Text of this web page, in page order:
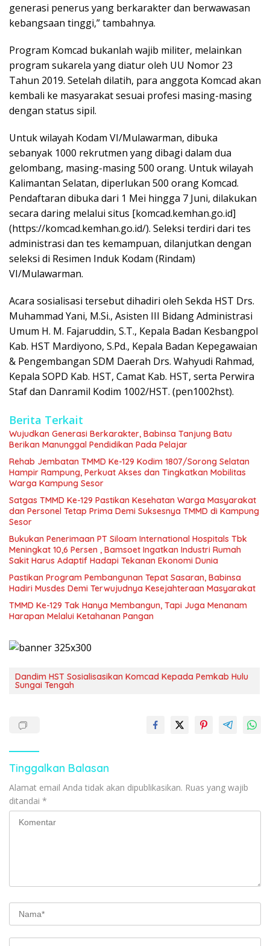
generasi penerus yang berkarakter dan berwawasan
kebangsaan tinggi,” tambahnya.
Program Komcad bukanlah wajib militer, melainkan
program sukarela yang diatur oleh UU Nomor 23
Tahun 2019. Setelah dilatih, para anggota Komcad akan
kembali ke masyarakat sesuai profesi masing-masing
dengan status sipil.
Untuk wilayah Kodam VI/Mulawarman, dibuka
sebanyak 1000 rekrutmen yang dibagi dalam dua
gelombang, masing-masing 500 orang. Untuk wilayah
Kalimantan Selatan, diperlukan 500 orang Komcad.
Pendaftaran dibuka dari 1 Mei hingga 7 Juni, dilakukan
secara daring melalui situs [komcad.kemhan.go.id]
(https://komcad.kemhan.go.id/). Seleksi terdiri dari tes
administrasi dan tes kemampuan, dilanjutkan dengan
seleksi di Resimen Induk Kodam (Rindam)
VI/Mulawarman.
Acara sosialisasi tersebut dihadiri oleh Sekda HST Drs.
Muhammad Yani, M.Si., Asisten III Bidang Administrasi
Umum H. M. Fajaruddin, S.T., Kepala Badan Kesbangpol
Kab. HST Mardiyono, S.Pd., Kepala Badan Kepegawaian
& Pengembangan SDM Daerah Drs. Wahyudi Rahmad,
Kepala SOPD Kab. HST, Camat Kab. HST, serta Perwira
Staf dan Danramil Kodim 1002/HST. (pen1002hst).
Berita Terkait
Wujudkan Generasi Berkarakter, Babinsa Tanjung Batu
Berikan Manunggal Pendidikan Pada Pelajar
Rehab Jembatan TMMD Ke-129 Kodim 1807/Sorong Selatan
Hampir Rampung, Perkuat Akses dan Tingkatkan Mobilitas
Warga Kampung Sesor
Satgas TMMD Ke-129 Pastikan Kesehatan Warga Masyarakat
dan Personel Tetap Prima Demi Suksesnya TMMD di Kampung
Sesor
Bukukan Penerimaan PT Siloam International Hospitals Tbk
Meningkat 10,6 Persen , Bamsoet Ingatkan Industri Rumah
Sakit Harus Adaptif Hadapi Tekanan Ekonomi Dunia
Pastikan Program Pembangunan Tepat Sasaran, Babinsa
Hadiri Musdes Demi Terwujudnya Kesejahteraan Masyarakat
TMMD Ke-129 Tak Hanya Membangun, Tapi Juga Menanam
Harapan Melalui Ketahanan Pangan
Dandim HST Sosialisasikan Komcad Kepada Pemkab Hulu
Sungai Tengah
Tinggalkan Balasan
Alamat email Anda tidak akan dipublikasikan. Ruas yang wajib
ditandai *